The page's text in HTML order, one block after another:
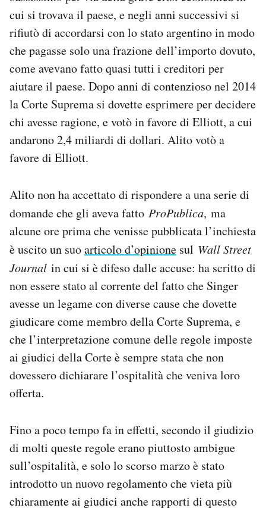
cui si trovava il paese, e negli anni successivi si
rifiutò di accordarsi con lo stato argentino in modo
che pagasse solo una frazione dell’importo dovuto,
come avevano fatto quasi tutti i creditori per
aiutare il paese. Dopo anni di contenzioso nel 2014
la Corte Suprema si dovette esprimere per decidere
chi avesse ragione, e votò in favore di Elliott, a cui
andarono 2,4 miliardi di dollari. Alito votò a
favore di Elliott.
Alito non ha accettato di rispondere a una serie di
domande che gli aveva fatto ProPublica, ma
alcune ore prima che venisse pubblicata l’inchiesta
è uscito un suoarticolo d’opinione sul Wall Street
Journal in cui si è difeso dalle accuse: ha scritto di
non essere stato al corrente del fatto che Singer
avesse un legame con diverse cause che dovette
giudicare come membro della Corte Suprema, e
che l’interpretazione comune delle regole imposte
ai giudici della Corte è sempre stata che non
dovessero dichiarare l’ospitalità che veniva loro
offerta.
Fino a poco tempo fa in effetti, secondo il giudizio
di molti queste regole erano piuttosto ambigue
sull’ospitalità, e solo lo scorso marzo è stato
introdotto un nuovo regolamento che vieta più
chiaramente ai giudici anche rapporti di questo